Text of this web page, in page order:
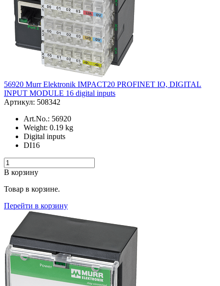
56920 Murr Elektronik IMPACT20 PROFINET IO, DIGITAL
INPUT MODULE 16 digital inputs
Артикул: 508342
Art.No.: 56920
Weight: 0.19 kg
Digital inputs
DI16
В корзину
Товар в корзине.
Перейти в корзину